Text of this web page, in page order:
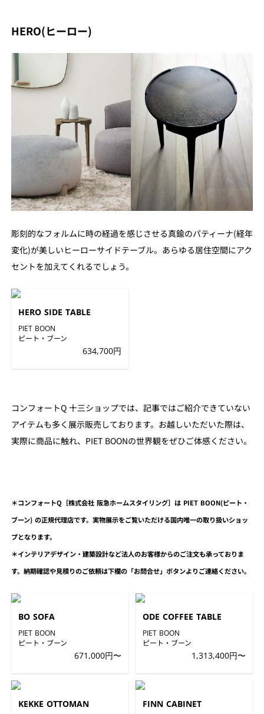
HERO(ヒーロー)
彫刻的なフォルムに時の経過を感じさせる真鍮のパティーナ(経年
変化)が美しいヒーローサイドテーブル。あらゆる居住空間にアク
セントを加えてくれるでしょう。
HERO SIDE TABLE
PIET BOON
ピート・ブーン
634,700円
コンフォートQ 十三ショップでは、記事ではご紹介できていない
アイテムも多く展示販売しております。お越しいただいた際は、
実際に商品に触れ、PIET BOONの世界観をぜひご体感ください。
＊コンフォートQ［株式会社 阪急ホームスタイリング］は PIET BOON(ピート・
ブーン) の正規代理店です。実物展示をご覧いただける国内唯一の取り扱いショッ
プとなります。
＊インテリアデザイン・建築設計など法人のお客様からのご注文も承っておりま
す。納期確認や見積りのご依頼は下欄の「お問合せ」ボタンよりご連絡ください。
BO SOFA
PIET BOON
ピート・ブーン
671,000円〜
ODE COFFEE TABLE
PIET BOON
ピート・ブーン
1,313,400円〜
KEKKE OTTOMAN FINN CABINET